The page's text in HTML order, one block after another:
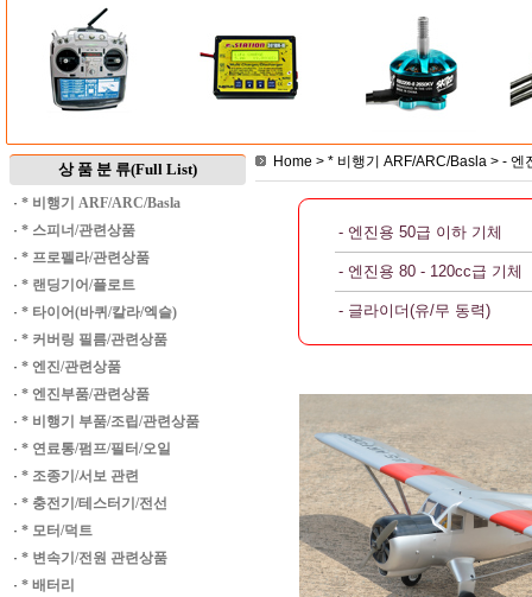
상 품 분 류(Full List)
· * 비행기 ARF/ARC/Basla
· * 스피너/관련상품
· * 프로펠라/관련상품
· * 랜딩기어/플로트
· * 타이어(바퀴/칼라/엑슬)
· * 커버링 필름/관련상품
· * 엔진/관련상품
· * 엔진부품/관련상품
· * 비행기 부품/조립/관련상품
· * 연료통/펌프/필터/오일
· * 조종기/서보 관련
· * 충전기/테스터기/전선
· * 모터/덕트
· * 변속기/전원 관련상품
· * 배터리
Home > * 비행기 ARF/ARC/Basla > - 엔
- 엔진용 50급 이하 기체
- 엔진용 80 - 120cc급 기체
- 글라이더(유/무 동력)